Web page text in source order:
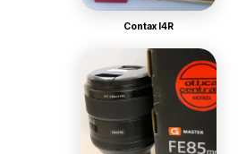
Contax I4R